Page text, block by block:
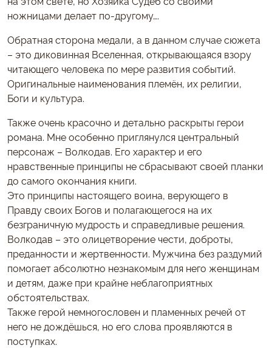
ножницами делает по-другому….
Обратная сторона медали, а в данном случае сюжета
– это диковинная Вселенная, открывающаяся взору
читающего человека по мере развития событий.
Оригинальные наименования племён, их религии,
Боги и культура.
Также очень красочно и детально раскрыты герои
романа. Мне особенно приглянулся центральный
персонаж – Волкодав. Его характер и его
нравственные принципы не сбрасывают своей планки
до самого окончания книги.
Это принципы настоящего воина, верующего в
Правду своих Богов и полагающегося на их
безграничную мудрость и справедливые решения.
Волкодав – это олицетворение чести, доброты,
преданности и жертвенности. Мужчина без раздумий
помогает абсолютно незнакомым для него женщинам
и детям, даже при крайне неблагоприятных
обстоятельствах.
Также герой немногословен и пламенных речей от
него не дождёшься, но его слова проявляются в
поступках.